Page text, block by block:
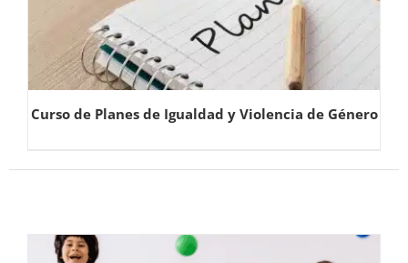
Curso de Planes de Igualdad y Violencia de Género